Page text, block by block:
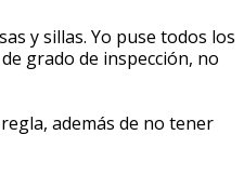
y sillas. Yo puse todos los
grado de inspección, no
además de no tener